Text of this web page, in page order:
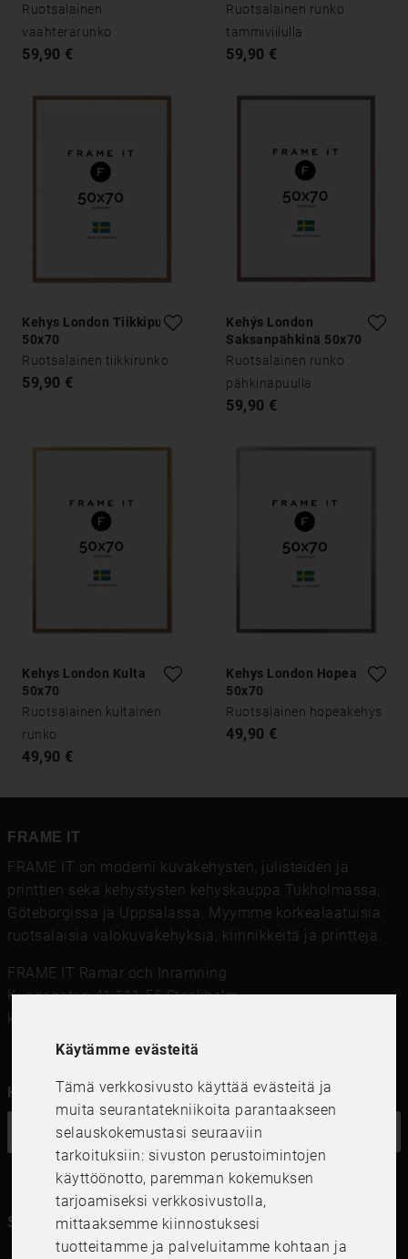
Käytämme evästeitä
Tämä verkkosivusto käyttää evästeitä ja
muita seurantatekniikoita parantaakseen
selauskokemustasi seuraaviin
tarkoituksiin: sivuston perustoimintojen
käyttöönotto, paremman kokemuksen
tarjoamiseksi verkkosivustolla,
mittaaksemme kiinnostuksesi
tuotteitamme ja palveluitamme kohtaan ja
Ruotsalainen
vaahterarunko
59,90 €
Ruotsalainen runko
tammiviilulla
59,90 €
Kehys London Tiikkipuu
50x70
Ruotsalainen tiikkirunko
59,90 €
Kehýs London
Saksanpähkinä 50x70
Ruotsalainen runko
pähkinäpuulla
59,90 €
Kehys London Kulta
50x70
Ruotsalainen kultainen
runko
49,90 €
Kehys London Hopea
50x70
Ruotsalainen hopeakehys
49,90 €
FRAME IT
FRAME IT on moderni kuvakehysten, julisteiden ja
printtien sekä kehystysten kehyskauppa Tukholmassa,
Göteborgissa ja Uppsalassa. Myymme korkealaatuisia
ruotsalaisia ​​valokuvakehyksiä, kiinnikkeitä ja printtejä.
FRAME IT Ramar och Inramning
Kungsgatan 41,111 56 Stockholm
kundservice@frameit.se
Haluatko uutiskirjeemme?
Seuraa meitä kanavillasi